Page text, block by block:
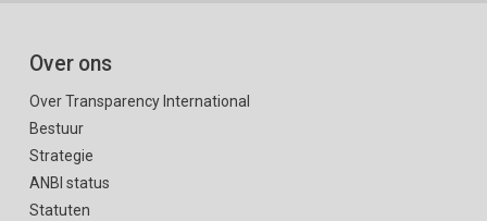
Over ons
Over Transparency International
Bestuur
Strategie
ANBI status
Statuten